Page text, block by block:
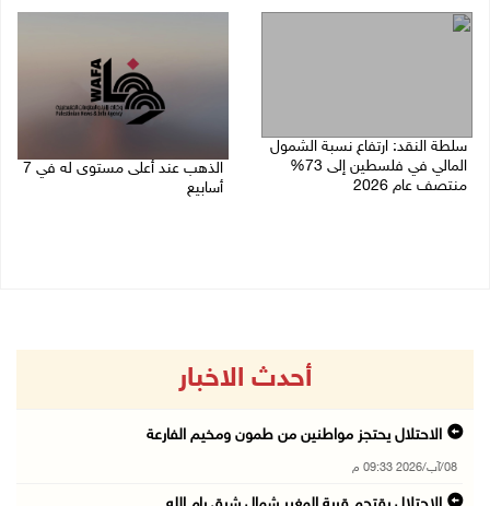
سلطة النقد: ارتفاع نسبة الشمول
المالي في فلسطين إلى 73%
منتصف عام 2026
الذهب عند أعلى مستوى له في 7
أسابيع
أحدث الاخبار
الاحتلال يحتجز مواطنين من طمون ومخيم الفارعة
08/آب/2026 09:33 م